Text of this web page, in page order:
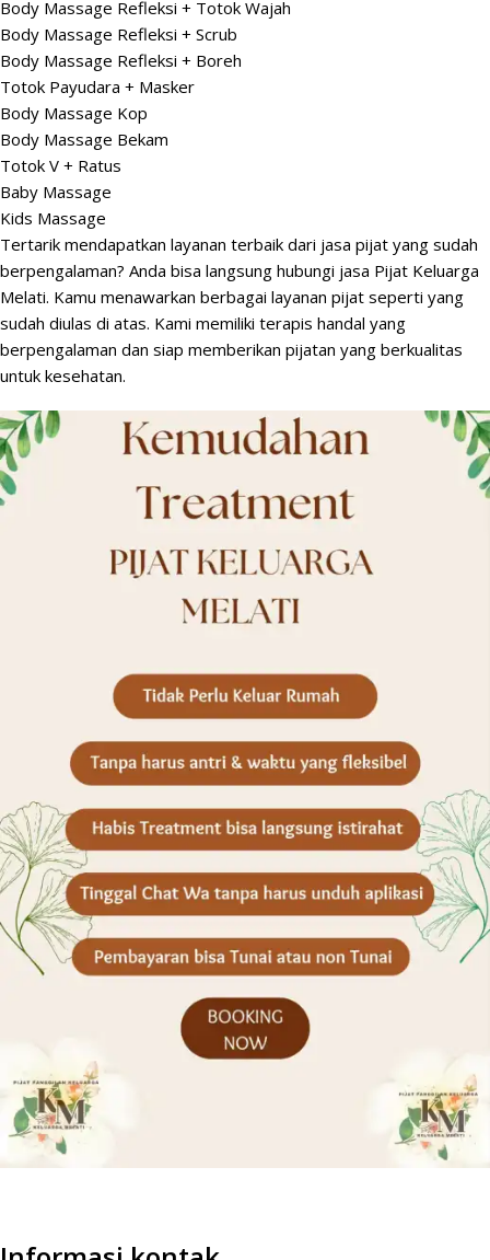
Body Massage Refleksi + Totok Wajah
Body Massage Refleksi + Scrub
Body Massage Refleksi + Boreh
Totok Payudara + Masker
Body Massage Kop
Body Massage Bekam
Totok V + Ratus
Baby Massage
Kids Massage
Tertarik mendapatkan layanan terbaik dari jasa pijat yang sudah
berpengalaman? Anda bisa langsung hubungi jasa Pijat Keluarga
Melati. Kamu menawarkan berbagai layanan pijat seperti yang
sudah diulas di atas. Kami memiliki terapis handal yang
berpengalaman dan siap memberikan pijatan yang berkualitas
untuk kesehatan.